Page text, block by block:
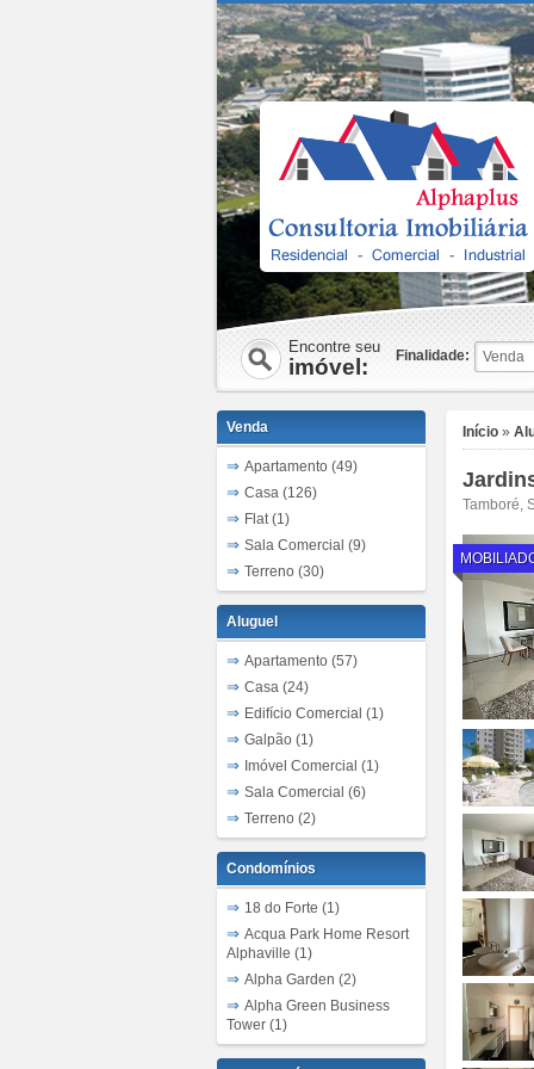
Encontre seu
imóvel: Finalidade:
Início »
Tamboré,
Venda
Apartamento (49)
Casa (126)
Flat (1)
Sala Comercial (9)
Terreno (30)
Aluguel
Apartamento (57)
Casa (24)
Edifício Comercial (1)
Galpão (1)
Imóvel Comercial (1)
Sala Comercial (6)
Terreno (2)
Condomínios
18 do Forte (1)
Acqua Park Home Resort
Alphaville (1)
Alpha Garden (2)
Alpha Green Business
Tower (1)